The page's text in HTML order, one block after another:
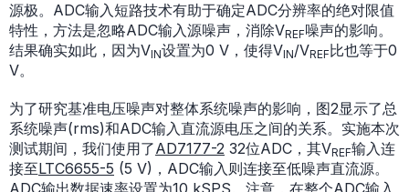
源极。ADC输入短路技术有助于确定ADC分辨率的绝对限值
特性，方法是忽略ADC输入源噪声，消除VREF噪声的影响。
结果确实如此，因为VIN设置为0 V，使得VIN/VREF 比也等于0
V。
为了研究基准电压噪声对整体系统噪声的影响，图2显示了总
系统噪声(rms)和ADC输入直流源电压之间的关系。实施本次
测试期间，我们使用了AD7177-2 32位ADC，其VREF输入连
接至LTC6655-5 (5 V)，ADC输入则连接至低噪声直流源。
ADC输出数据速率设置为10 kSPS。注意，在整个ADC输入